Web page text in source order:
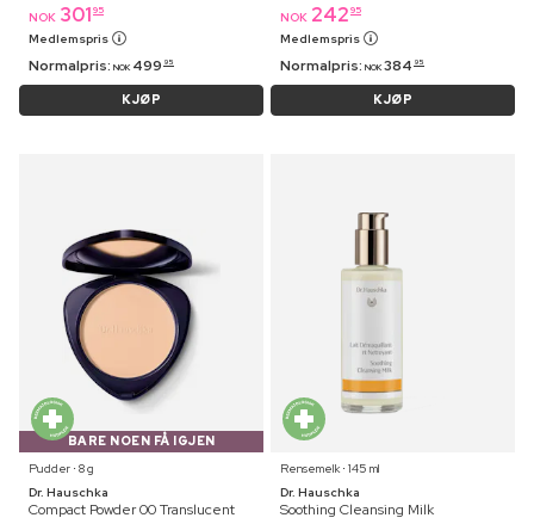
NOK 301 95
Medlemspris
Normalpris: NOK 499 95
KJØP
NOK 242 95
Medlemspris
Normalpris: NOK 384 95
KJØP
BARE NOEN FÅ IGJEN
Pudder ⋅ 8 g
Dr. Hauschka
Compact Powder 00 Translucent
Rensemelk ⋅ 145 ml
Dr. Hauschka
Soothing Cleansing Milk